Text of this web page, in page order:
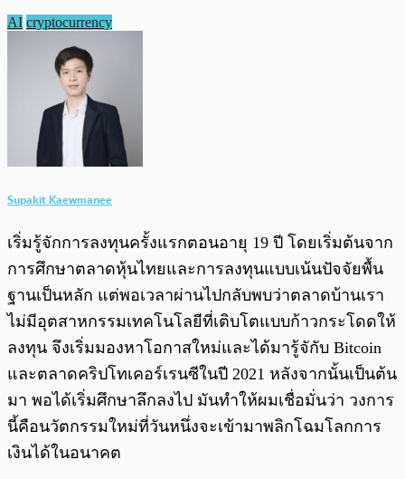
AI cryptocurrency
Supakit Kaewmanee
เริ่มรู้จักการลงทุนครั้งแรกตอนอายุ 19 ปี โดยเริ่มต้นจาก
การศึกษาตลาดหุ้นไทยและการลงทุนแบบเน้นปัจจัยพื้น
ฐานเป็นหลัก แต่พอเวลาผ่านไปกลับพบว่าตลาดบ้านเรา
ไม่มีอุตสาหกรรมเทคโนโลยีที่เติบโตแบบก้าวกระโดดให้
ลงทุน จึงเริ่มมองหาโอกาสใหม่และได้มารู้จักับ Bitcoin
และตลาดคริปโทเคอร์เรนซีในปี 2021 หลังจากนั้นเป็นต้น
มา พอได้เริ่มศึกษาลึกลงไป มันทำให้ผมเชื่อมั่นว่า วงการ
นี้คือนวัตกรรมใหม่ที่วันหนึ่งจะเข้ามาพลิกโฉมโลกการ
เงินได้ในอนาคต